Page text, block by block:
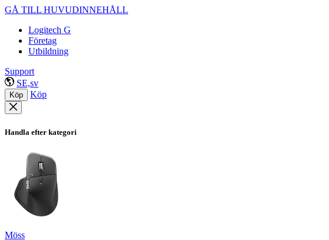
GÅ TILL HUVUDINNEHÅLL
Logitech G
Företag
Utbildning
Support
SE,sv
Köp Köp
Handla efter kategori
Möss